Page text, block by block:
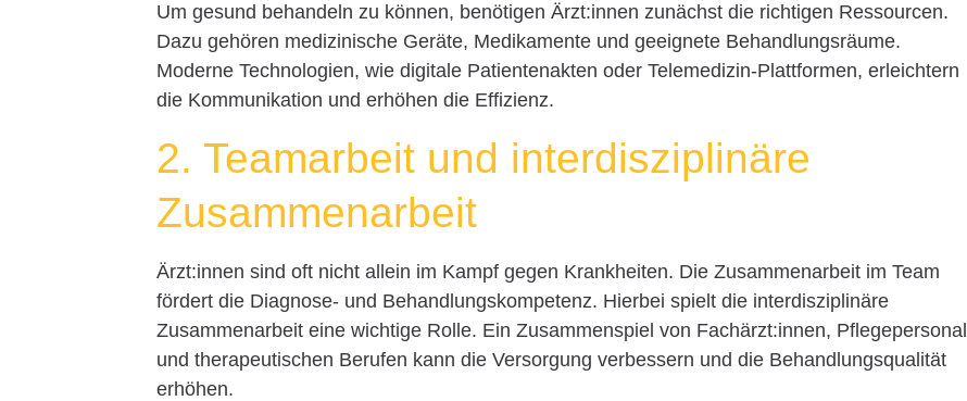
Um gesund behandeln zu können, benötigen Ärzt:innen zunächst die richtigen Ressourcen.
Dazu gehören medizinische Geräte, Medikamente und geeignete Behandlungsräume.
Moderne Technologien, wie digitale Patientenakten oder Telemedizin-Plattformen, erleichtern
die Kommunikation und erhöhen die Effizienz.
2. Teamarbeit und interdisziplinäre
Zusammenarbeit
Ärzt:innen sind oft nicht allein im Kampf gegen Krankheiten. Die Zusammenarbeit im Team
fördert die Diagnose- und Behandlungskompetenz. Hierbei spielt die interdisziplinäre
Zusammenarbeit eine wichtige Rolle. Ein Zusammenspiel von Fachärzt:innen, Pflegepersonal
und therapeutischen Berufen kann die Versorgung verbessern und die Behandlungsqualität
erhöhen.